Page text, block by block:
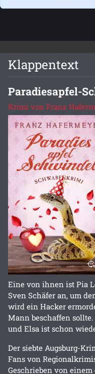
Klappentext
Paradiesapfel-
Krimi von Franz
Eine von ihnen ist Pia
Sven Schäfer an, um
wird ein Hacker
Mann beschaffen
und Elsa ist schon
Der siebte Augsburg-
Fans von
Geschrieben von